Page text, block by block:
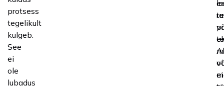
protsess
tegelikult
kulgeb.
See
ei
ole
lubadus
ei